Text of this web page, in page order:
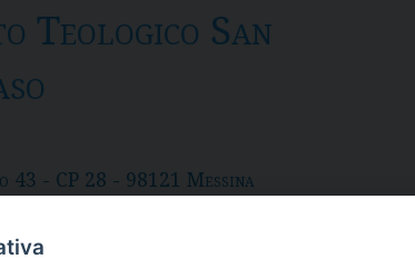
Teologico San
43 - CP 28 - 98121 Messina
itst@itst.it